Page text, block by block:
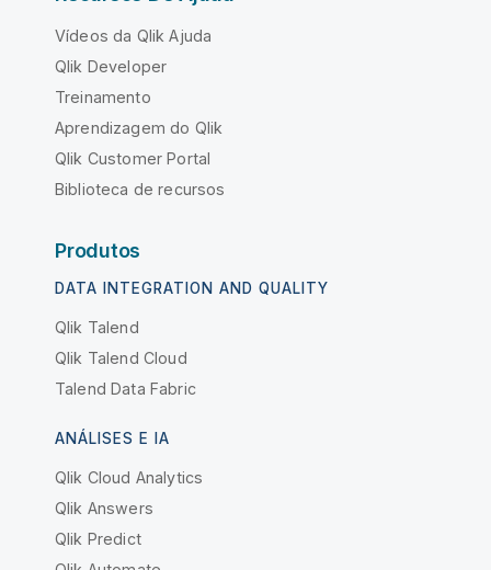
Vídeos da Qlik Ajuda
Qlik Developer
Treinamento
Aprendizagem do Qlik
Qlik Customer Portal
Biblioteca de recursos
Produtos
DATA INTEGRATION AND QUALITY
Qlik Talend
Qlik Talend Cloud
Talend Data Fabric
ANÁLISES E IA
Qlik Cloud Analytics
Qlik Answers
Qlik Predict